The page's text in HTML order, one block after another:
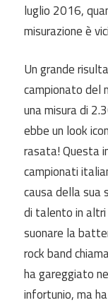
luglio 2016,
misurazione è
Un grande
campionato del
una misura di
ebbe un look
rasata! Questa
campionati
causa della sua
di talento in
suonare la
rock band
ha gareggiato
infortunio, ma